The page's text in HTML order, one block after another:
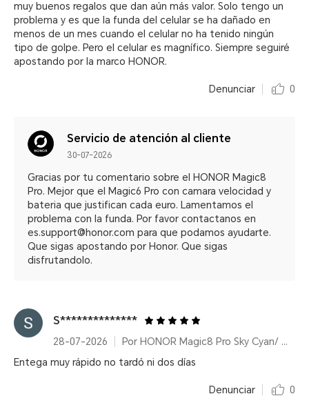
muy buenos regalos que dan aún más valor. Solo tengo un
problema y es que la funda del celular se ha dañado en
menos de un mes cuando el celular no ha tenido ningún
tipo de golpe. Pero el celular es magnífico. Siempre seguiré
apostando por la marco HONOR.
Denunciar 0
Servicio de atención al cliente
30-07-2026
Gracias por tu comentario sobre el HONOR Magic8
Pro. Mejor que el Magic6 Pro con camara velocidad y
bateria que justifican cada euro. Lamentamos el
problema con la funda. Por favor contactanos en
es.support@honor.com para que podamos ayudarte.
Que sigas apostando por Honor. Que sigas
disfrutandolo.
S**************
28-07-2026
Por HONOR Magic8 Pro Sky Cyan/ 12+512GB/ Snapdragon® 8 Elite Gen 5/ 200MP/ 6270mAh/ IP68/IP69/IP69K
Entega muy rápido no tardó ni dos días
Denunciar 0